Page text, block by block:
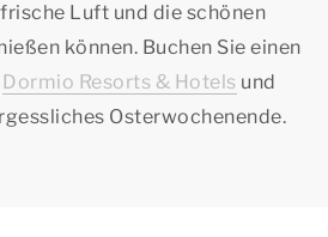
Luft und die schönen
können. Buchen Sie einen
Dormio Resorts & Hotels und
Osterwochenende.